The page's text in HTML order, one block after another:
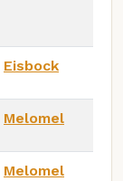
Eisbock
Melomel
Melomel